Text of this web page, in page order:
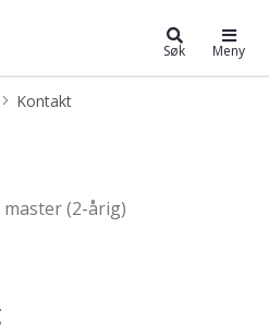
– master (2-
Søk Meny
Kontakt
infrastruktur –
(2-årig)